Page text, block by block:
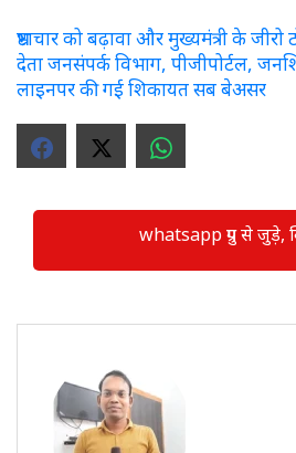
भ्रष्टाचार को बढ़ावा और मुख्यमंत्री के
देता जनसंपर्क विभाग, पीजीपोर्टल,
लाइनपर की गई शिकायत सब बेअसर
whatsapp ग्रुप से जुड़े,